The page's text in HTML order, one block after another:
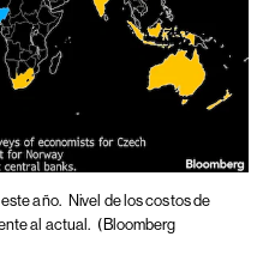
año. Nivel de los costos de
al actual. (Bloomberg